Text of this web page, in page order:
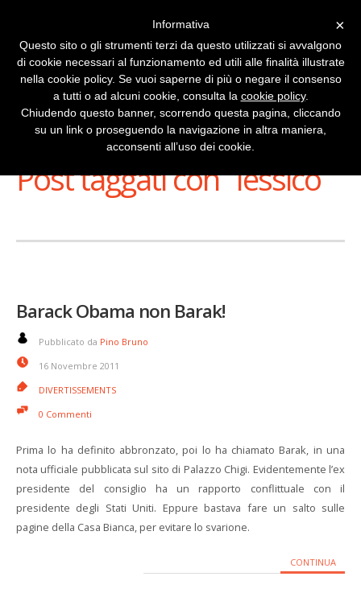
Stai Visualizzando
Post taggati con ‘ lessico ’
Barack Obama non Barak!
Pubblicato da Pino Bruno
16 Novembre 2011
DIVERTISSEMENTS
0 Commenti
Prima lo ha definito abbronzato, poi lo ha chiamato Barak, in una
nota ufficiale pubblicata sul sito di Palazzo Chigi. Evidentemente l’ex
presidente del consiglio ha un rapporto conflittuale con il
presidente degli Stati Uniti. Eppure bastava fare un salto sulle
pagine della Casa Bianca, per evitare lo svarione.
CONTINUA
×
Informativa
Questo sito o gli strumenti terzi da questo utilizzati si avvalgono
di cookie necessari al funzionamento ed utili alle finalità illustrate
nella cookie policy. Se vuoi saperne di più o negare il consenso
a tutti o ad alcuni cookie, consulta la cookie policy.
Chiudendo questo banner, scorrendo questa pagina, cliccando
su un link o proseguendo la navigazione in altra maniera,
acconsenti all’uso dei cookie.